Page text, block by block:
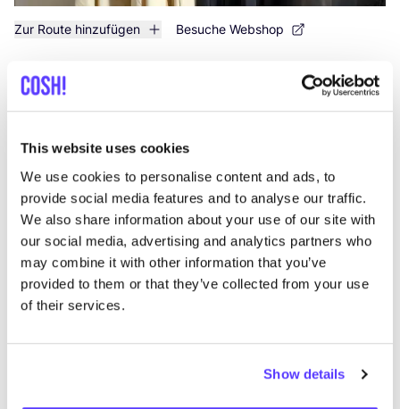
This website uses cookies
We use cookies to personalise content and ads, to
provide social media features and to analyse our traffic.
We also share information about your use of our site with
our social media, advertising and analytics partners who
may combine it with other information that you’ve
provided to them or that they’ve collected from your use
of their services.
Show details
Zur Route hinzufügen Besuche Webshop
BUDA11
Budastraat 11, Kortrijk
Zur Route hinzufügen Besuche Webshop
Ada Women